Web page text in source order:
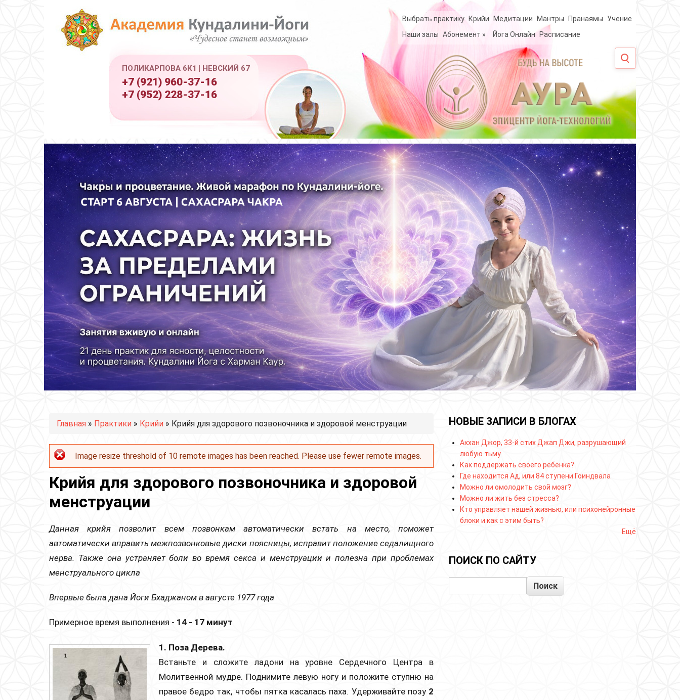
ПОЛИКАРПОВА 6К1 | НЕВСКИЙ 67
+7 (921) 960-37-16
+7 (952) 228-37-16
Выбрать практику Крийи Медитации Мантры Пранаямы
Учение
Наши залы Абонемент » Йога Онлайн Расписание
Вы здесь
Главная » Практики » Крийи » Крийя для здорового позвоночника и здоровой менструации
Сообщение об ошибке
Image resize threshold of 10 remote images has been reached. Please use fewer remote images.
Крийя для здорового позвоночника и здоровой
менструации
Данная крийя позволит всем позвонкам автоматически встать на место, поможет
автоматически вправить межпозвонковые диски поясницы, исправит положение седалищного
нерва. Также она устраняет боли во время секса и менструации и полезна при проблемах
менструального цикла
Впервые была дана Йоги Бхаджаном в августе 1977 года
Примерное время выполнения - 14 - 17 минут
1. Поза Дерева.
Встаньте и сложите ладони на уровне Сердечного Центра в
Молитвенной мудре. Поднимите левую ногу и положите ступню на
правое бедро так, чтобы пятка касалась паха. Удерживайте позу 2
НОВЫЕ ЗАПИСИ В БЛОГАХ
Акхан Джор, 33-й стих Джап Джи, разрушающий
любую тьму
Как поддержать своего ребёнка?
Где находится Ад, или 84 ступени Гоиндвала
Можно ли омолодить свой мозг?
Можно ли жить без стресса?
Кто управляет нашей жизнью, или психонейронные
блоки и как с этим быть?
Ещё
ПОИСК ПО САЙТУ